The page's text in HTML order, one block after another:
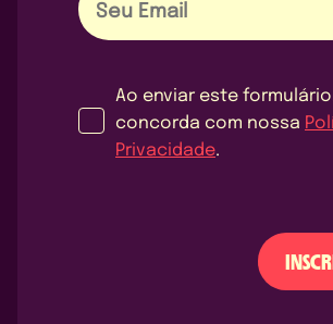
Ao enviar este
concorda com nossa
Privacidade.